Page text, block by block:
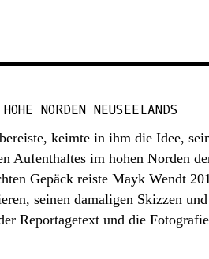
NORDEN NEUSEELANDS
keimte in ihm die Idee,
Aufenthaltes im hohen Norden
Gepäck reiste Mayk Wendt
seinen damaligen Skizzen und
Reportagetext und die